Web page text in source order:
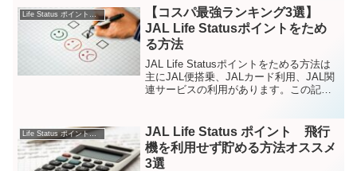
ます。この記事でわかること！この記...
Life Status ポイントをためる方法
【コスパ最強ランキング3選】
JAL Life Statusポイントをため
る方法
JAL Life Statusポイントをためる方法は
主にJAL便搭乗、JALカード利用、JAL関
連サービスの利用があります。この記事
とで、最短・最安で自分に最適なポイ...
Life Status ポイントをためる方法
JAL Life Status ポイント 飛行
機を利用せず貯める方法オススメ
3選